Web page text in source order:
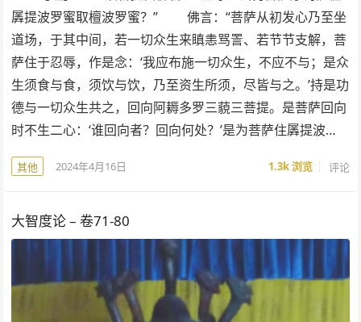
羼提波罗蜜取檀波罗蜜？” 佛言：“菩萨从初发心乃至坐
道场，于其中间，若一切众生来瞋恚骂詈、若节节支解，菩
萨住于忍辱，作是念：‘我应布施一切众生，不应不与；是众
生须食与食，须饮与饮，乃至资生所须，尽皆与之。’持是功
德与一切众生共之，回向阿耨多罗三藐三菩提。是菩萨回向
时不生二心：‘谁回向者？回向何处？’是为菩萨住羼提波…
其他 2024年4月16日 1.3k浏览 评论
大智度论 – 卷71-80